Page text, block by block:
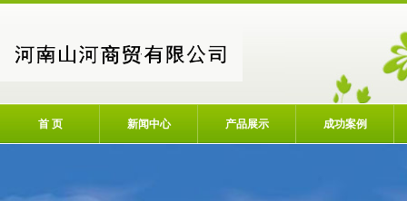
首 页 新闻中心 产品展示 成功案例